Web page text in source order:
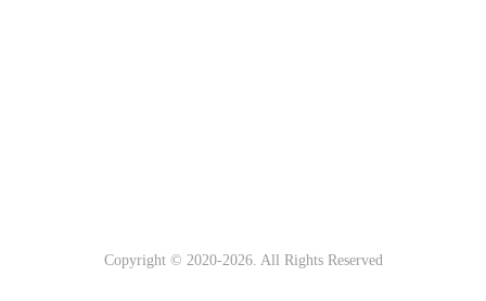
Copyright © 2020-2026. All Rights Reserved